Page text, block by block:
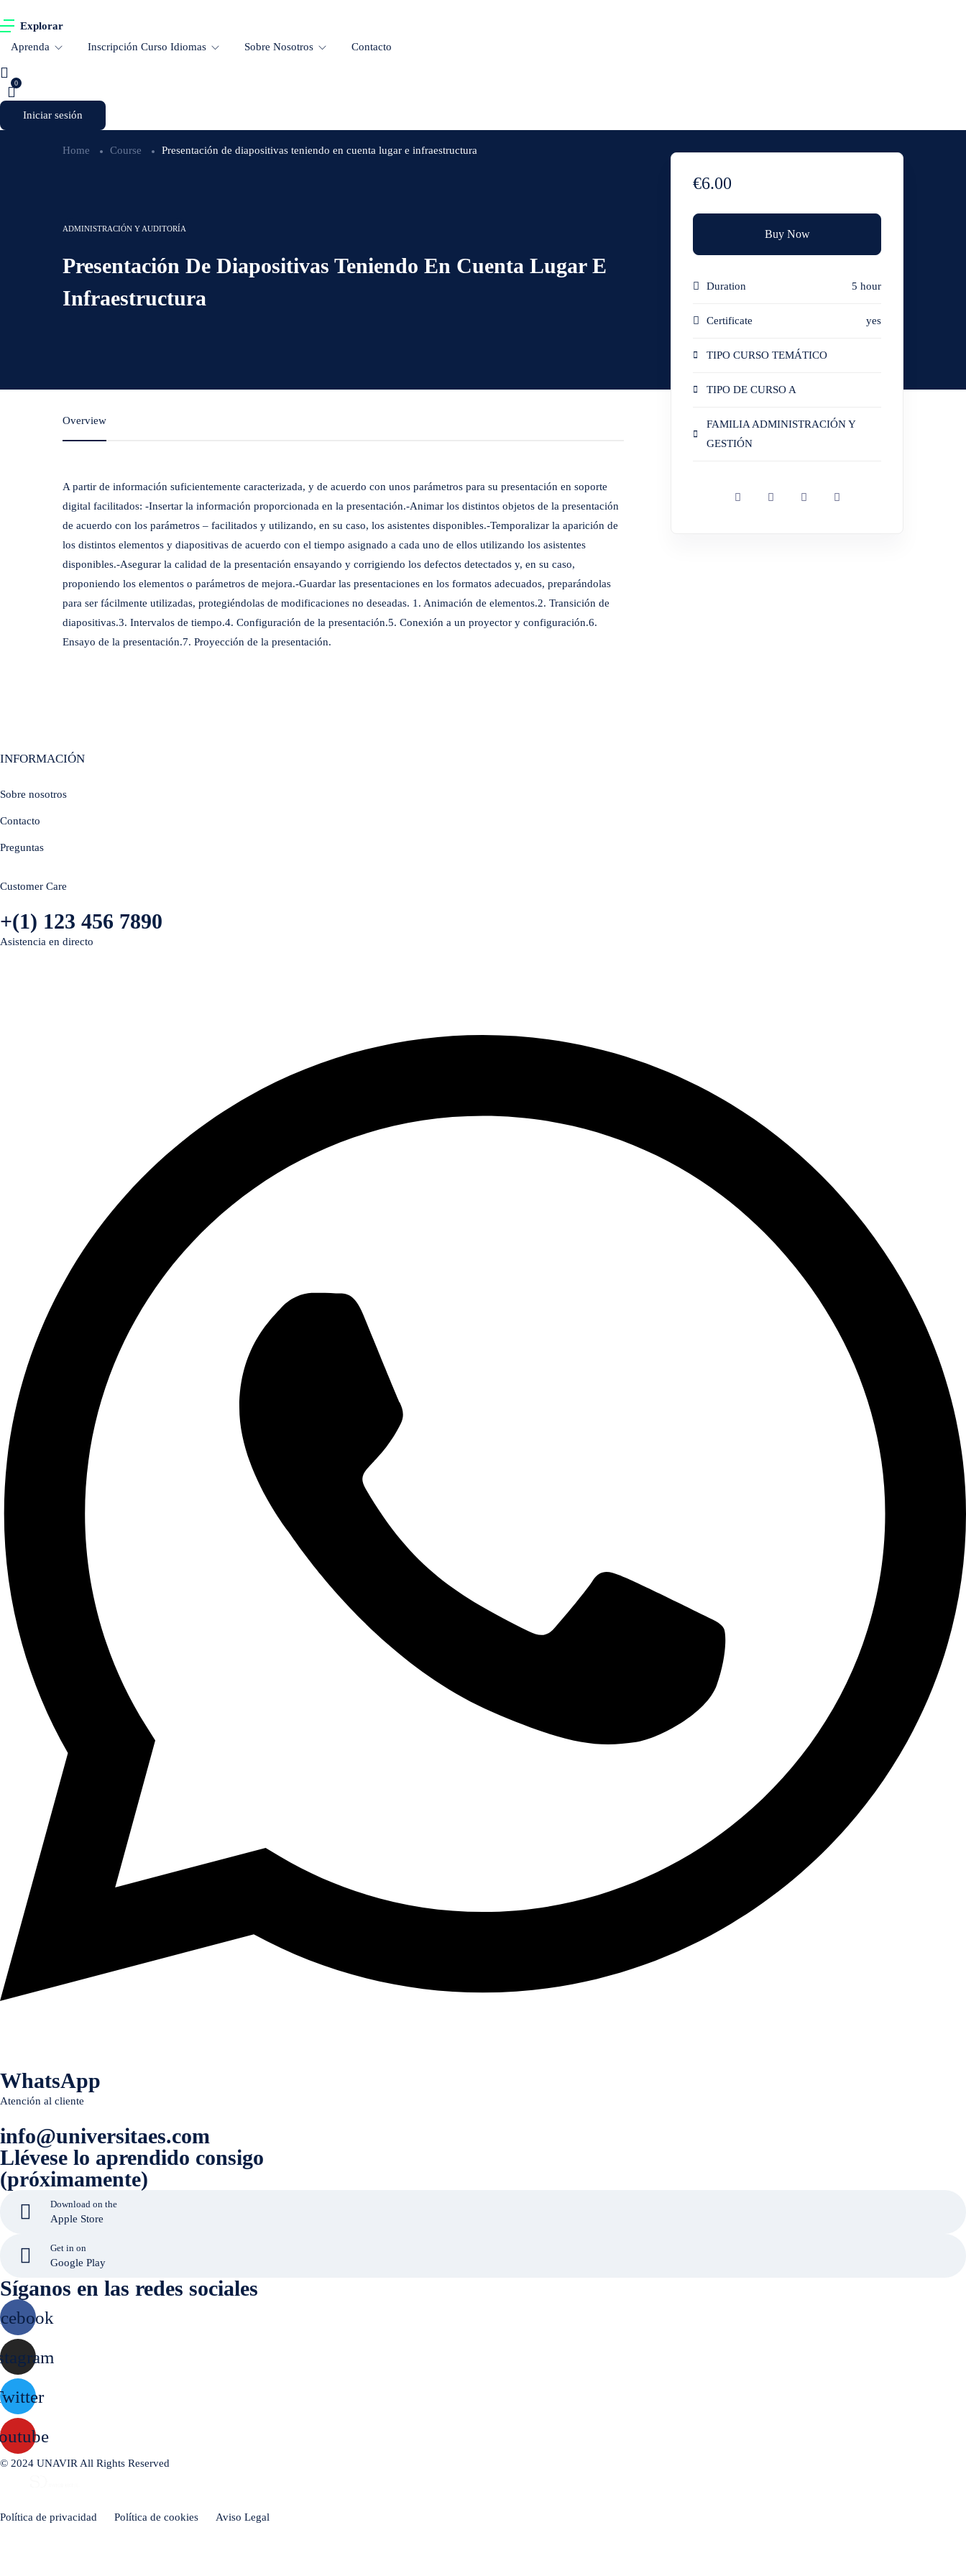
Explorar
Aprenda
Inscripción Curso Idiomas Sobre Nosotros Contacto
0
Iniciar sesión
Home Course Presentación de diapositivas teniendo en cuenta lugar e infraestructura
ADMINISTRACIÓN Y AUDITORÍA
Presentación De Diapositivas Teniendo En Cuenta Lugar E
Infraestructura
Overview
A partir de información suficientemente caracterizada, y de acuerdo con unos parámetros para su presentación en soporte
digital facilitados: -Insertar la información proporcionada en la presentación.-Animar los distintos objetos de la presentación
de acuerdo con los parámetros – facilitados y utilizando, en su caso, los asistentes disponibles.-Temporalizar la aparición de
los distintos elementos y diapositivas de acuerdo con el tiempo asignado a cada uno de ellos utilizando los asistentes
disponibles.-Asegurar la calidad de la presentación ensayando y corrigiendo los defectos detectados y, en su caso,
proponiendo los elementos o parámetros de mejora.-Guardar las presentaciones en los formatos adecuados, preparándolas
para ser fácilmente utilizadas, protegiéndolas de modificaciones no deseadas. 1. Animación de elementos.2. Transición de
diapositivas.3. Intervalos de tiempo.4. Configuración de la presentación.5. Conexión a un proyector y configuración.6.
Ensayo de la presentación.7. Proyección de la presentación.
€6.00
Buy Now
Duration 5 hour
Certificate yes
TIPO CURSO TEMÁTICO
TIPO DE CURSO A
FAMILIA ADMINISTRACIÓN Y
GESTIÓN
INFORMACIÓN
Sobre nosotros
Contacto
Preguntas
Customer Care
+(1) 123 456 7890
Asistencia en directo
WhatsApp
Atención al cliente
info@universitaes.com
Llévese lo aprendido consigo
(próximamente)
Download on the
Apple Store
Get in on
Google Play
Síganos en las redes sociales
© 2024 UNAVIR All Rights Reserved
Política de privacidad Política de cookies Aviso Legal